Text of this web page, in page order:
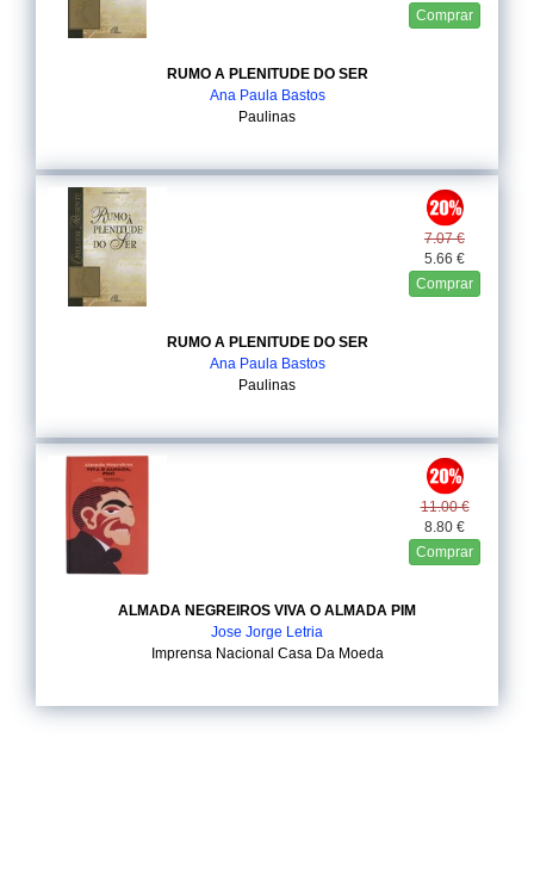
Comprar
RUMO A PLENITUDE DO SER
Ana Paula Bastos
Paulinas
7.07 €
5.66 €
Comprar
RUMO A PLENITUDE DO SER
Ana Paula Bastos
Paulinas
11.00 €
8.80 €
Comprar
ALMADA NEGREIROS VIVA O ALMADA PIM
Jose Jorge Letria
Imprensa Nacional Casa Da Moeda